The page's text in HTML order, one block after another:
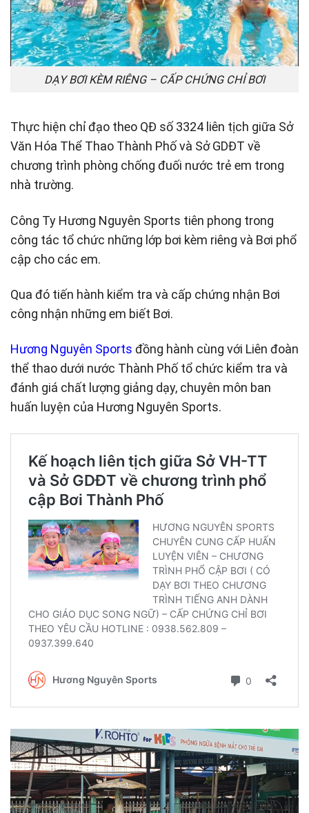
DẠY BƠI KÈM RIÊNG – CẤP CHỨNG CHỈ BƠI
Thực hiện chỉ đạo theo QĐ số 3324 liên tịch giữa Sở
Văn Hóa Thể Thao Thành Phố và Sở GDĐT về
chương trình phòng chống đuối nước trẻ em trong
nhà trường.
Công Ty Hương Nguyên Sports tiên phong trong
công tác tổ chức những lớp bơi kèm riêng và Bơi phổ
cập cho các em.
Qua đó tiến hành kiểm tra và cấp chứng nhận Bơi
công nhận những em biết Bơi.
Hương Nguyên Sports đồng hành cùng với Liên đoàn
thể thao dưới nước Thành Phố tổ chức kiểm tra và
đánh giá chất lượng giảng dạy, chuyên môn ban
huấn luyện của Hương Nguyên Sports.